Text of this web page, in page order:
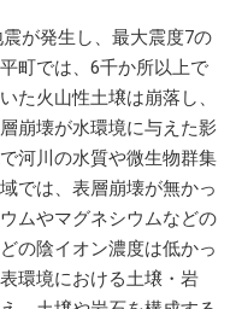
が発生し、最大震度7の
町では、6千か所以上で
た火山性土壌は崩落し、
崩壊が水環境に与えた影
河川の水質や微生物群集
では、表層崩壊が無かっ
ムやマグネシウムなどの
の陰イオン濃度は低かっ
環境における土壌・岩